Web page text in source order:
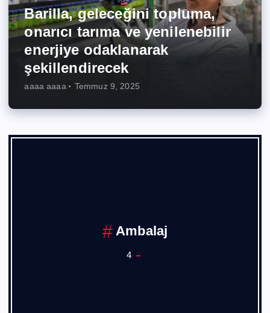
Barilla, geleceğini topluma,
onarıcı tarıma ve yenilenebilir
enerjiye odaklanarak
şekillendirecek
aaaa aaaa Temmuz 9, 2025
Ambalaj
4